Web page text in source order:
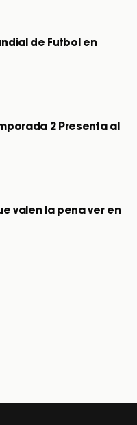
de Futbol en
2 Presenta al
valen la pena ver en